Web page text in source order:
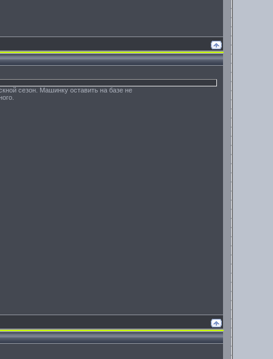
сезон. Машинку оставить на базе не